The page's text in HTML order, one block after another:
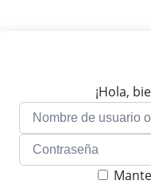
¡Hola,